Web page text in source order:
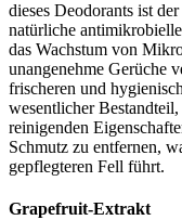
dieses Deodorants ist
natürliche
das Wachstum von
unangenehme Gerüche
frischeren und
wesentlicher
reinigenden
Schmutz zu entfernen,
gepflegteren Fell führt.
Grapefruit-Extrakt